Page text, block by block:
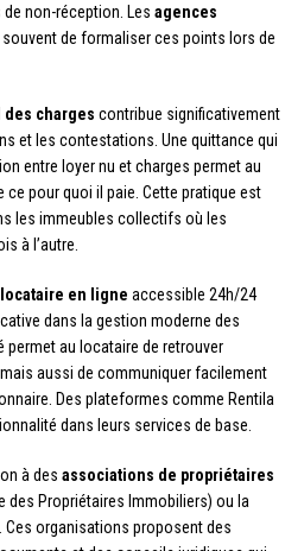
non-réception. Les agences
de formaliser ces points lors de
charges contribue significativement
et les contestations. Une quittance qui
entre loyer nu et charges permet au
ce pour quoi il paie. Cette pratique est
les immeubles collectifs où les
à l’autre.
en ligne accessible 24h/24
dans la gestion moderne des
permet au locataire de retrouver
aussi de communiquer facilement
Des plateformes comme Rentila
dans leurs services de base.
à des associations de propriétaires
des Propriétaires Immobiliers) ou la
Ces organisations proposent des